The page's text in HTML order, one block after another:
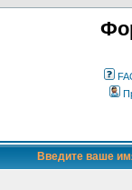
Введите ваше